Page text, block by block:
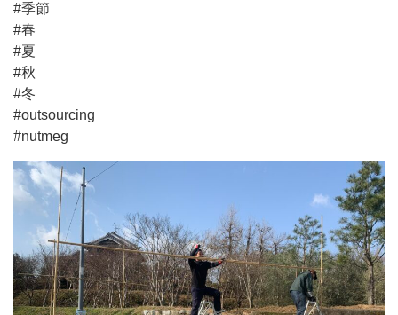
#季節
#春
#夏
#秋
#冬
#outsourcing
#nutmeg